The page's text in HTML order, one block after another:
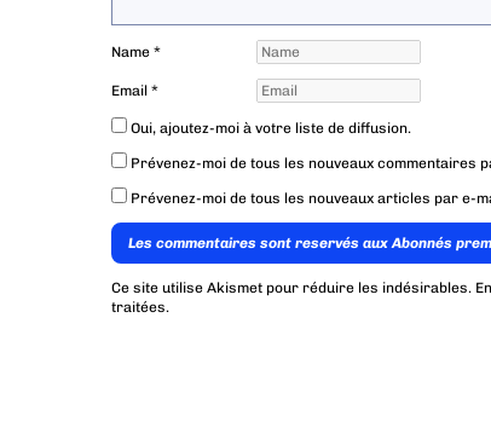
Name *
Email *
Oui, ajoutez-moi à votre liste de diffusion.
Prévenez-moi de tous les nouveaux commentaires
Prévenez-moi de tous les nouveaux articles par e-
Les commentaires sont reservés aux Abonnés
Ce site utilise Akismet pour réduire les indésirables.
traitées.